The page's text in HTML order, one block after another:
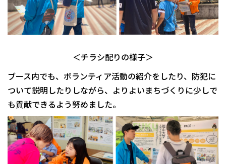
＜チラシ配りの様子＞
ブース内でも、ボランティア活動の紹介をしたり、防犯に
ついて説明したりしながら、よりよいまちづくりに少しで
も貢献できるよう努めました。